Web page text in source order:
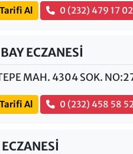
Al 0 (232) 479 17 02
ECZANESİ
MAH. 4304 SOK.
Al 0 (232) 458 58 52